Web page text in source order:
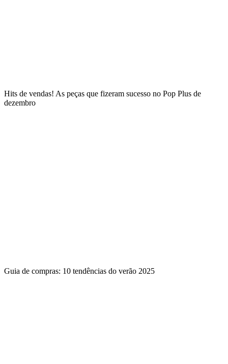
Hits de vendas! As peças que fizeram sucesso no Pop Plus de
dezembro
Guia de compras: 10 tendências do verão 2025